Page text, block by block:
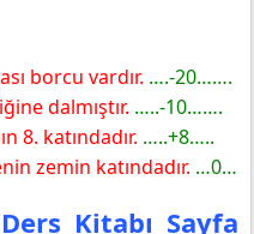
borcu vardır. ….-20…….
dalmıştır. …..-10…….
8. katındadır. …..+8…..
zemin katındadır. …0…
Kitabı Sayfa